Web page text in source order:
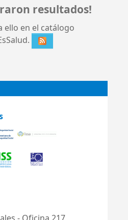
resultados!
ello en el catálogo